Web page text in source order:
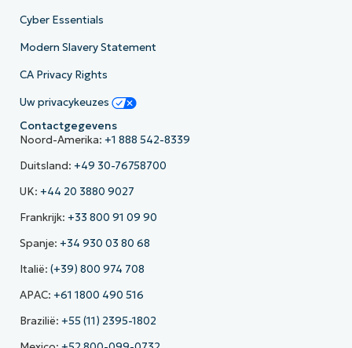
Cyber Essentials
Modern Slavery Statement
CA Privacy Rights
Uw privacykeuzes
Contactgegevens
Noord-Amerika: +1 888 542-8339
Duitsland: +49 30-76758700
UK: +44 20 3880 9027
Frankrijk: +33 800 91 09 90
Spanje: +34 930 03 80 68
Italië: (+39) 800 974 708
APAC: +61 1800 490 516
Brazilië: +55 (11) 2395-1802